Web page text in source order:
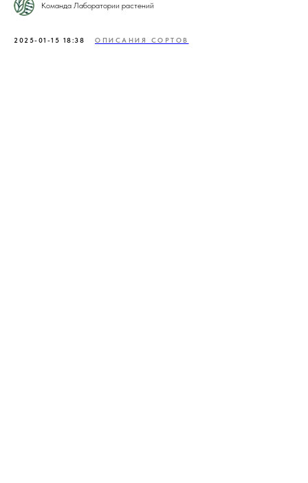
Команда Лаборатории растений
2025-01-15 18:38 ОПИСАНИЯ СОРТОВ